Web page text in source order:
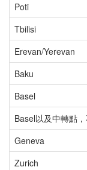
Poti
Tbilisi
Erevan/Yerevan
Baku
Basel
Basel以及中轉點
Geneva
Zurich